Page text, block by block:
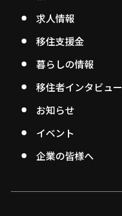
求人情報
移住支援金
暮らしの情報
移住者インタビュー
お知らせ
イベント
企業の皆様へ